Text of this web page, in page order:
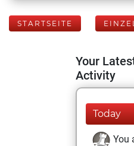
STARTSEITE
Your
Activity
Today
You